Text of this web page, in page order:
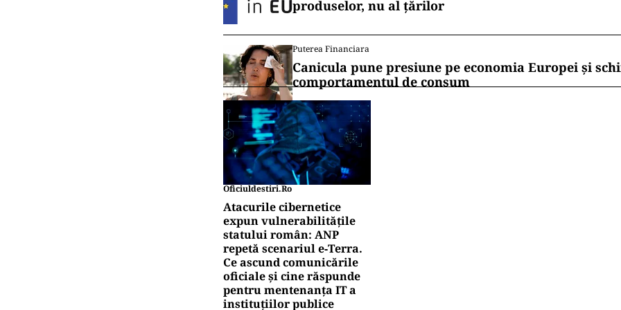
produselor, nu al țărilor
Puterea Financiara
Canicula pune presiune pe economia Europei și
comportamentul de consum
Oficiuldestiri.ro
Atacurile cibernetice
expun vulnerabilitățile
statului român: ANP
repetă scenariul e‑Terra.
Ce ascund comunicările
oficiale și cine răspunde
pentru mentenanța IT a
instituțiilor publice